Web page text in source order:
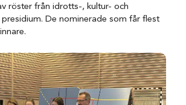
röster från idrotts-, kultur- och
De nominerade som får flest